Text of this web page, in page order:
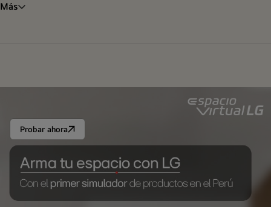
Más
Probar ahora